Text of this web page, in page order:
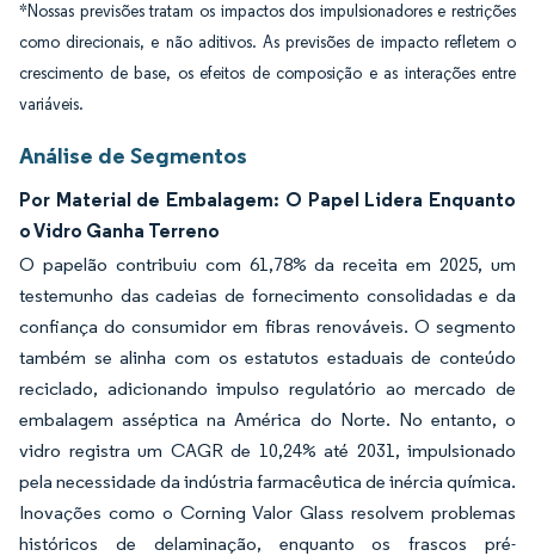
*Nossas previsões tratam os impactos dos impulsionadores e restrições
como direcionais, e não aditivos. As previsões de impacto refletem o
crescimento de base, os efeitos de composição e as interações entre
variáveis.
Análise de Segmentos
Por Material de Embalagem: O Papel Lidera Enquanto
o Vidro Ganha Terreno
O papelão contribuiu com 61,78% da receita em 2025, um
testemunho das cadeias de fornecimento consolidadas e da
confiança do consumidor em fibras renováveis. O segmento
também se alinha com os estatutos estaduais de conteúdo
reciclado, adicionando impulso regulatório ao mercado de
embalagem asséptica na América do Norte. No entanto, o
vidro registra um CAGR de 10,24% até 2031, impulsionado
pela necessidade da indústria farmacêutica de inércia química.
Inovações como o Corning Valor Glass resolvem problemas
históricos de delaminação, enquanto os frascos pré-